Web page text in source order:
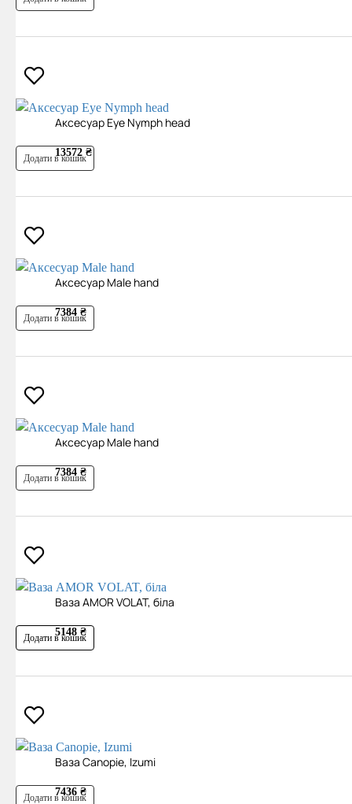
Аксесуар Eye Nymph head
13572 ₴
Додати в кошик
Аксесуар Male hand
7384 ₴
Додати в кошик
Аксесуар Male hand
7384 ₴
Додати в кошик
Ваза AMOR VOLAT, біла
5148 ₴
Додати в кошик
Ваза Canopie, Izumi
7436 ₴
Додати в кошик